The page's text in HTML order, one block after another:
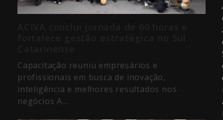
Capacitação reuniu empresários e
profissionais em busca de inovação,
inteligência e melhores resultados nos
negócios A…